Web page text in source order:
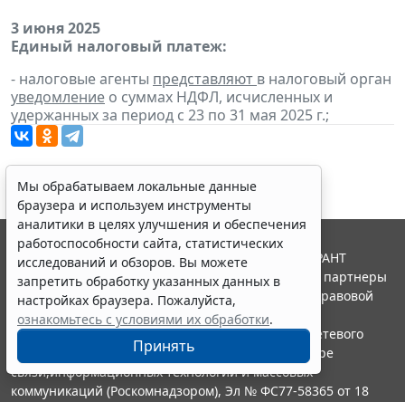
3 июня 2025
Единый налоговый платеж:
- налоговые агенты представляют в налоговый орган
уведомление о суммах НДФЛ, исчисленных и
удержанных за период с 23 по 31 мая 2025 г.;
Мы обрабатываем локальные данные
браузера и используем инструменты
аналитики в целях улучшения и обеспечения
работоспособности сайта, статистических
исследований и обзоров. Вы можете
запретить обработку указанных данных в
настройках браузера. Пожалуйста,
ознакомьтесь с условиями их обработки.
Принять
© ООО "НПП "ГАРАНТ-СЕРВИС", 2026. Система ГАРАНТ
выпускается с 1990 года. Компания "Гарант" и ее партнеры
являются участниками Российской ассоциации правовой
информации ГАРАНТ.
Портал ГАРАНТ.РУ зарегистрирован в качестве сетевого
издания Федеральной службой по надзору в сфере
связи,информационных технологий и массовых
коммуникаций (Роскомнадзором), Эл № ФС77-58365 от 18